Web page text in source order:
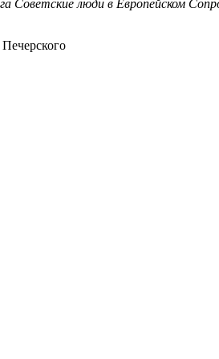
Советские люди в Европейском